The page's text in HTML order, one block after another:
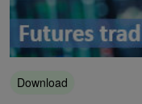
Download